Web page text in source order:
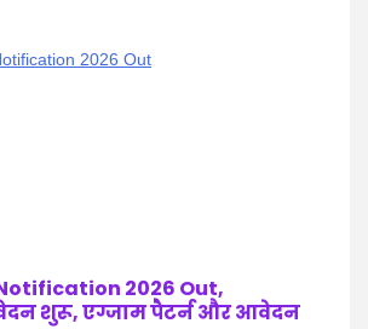
2026 Out,
शुरू, एग्जाम पैटर्न और आवेदन